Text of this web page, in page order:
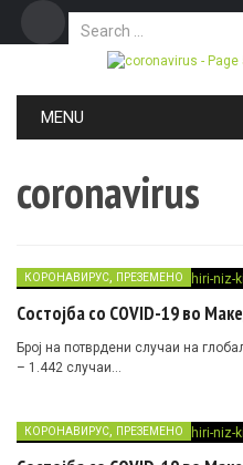
Search for:
MENU
coronavirus
КОРОНАВИРУС, ПРЕЗЕМЕНО
Состојба со COVID-19 во
Број на потврдени случаи на
– 1.442 случаи…
КОРОНАВИРУС, ПРЕЗЕМЕНО